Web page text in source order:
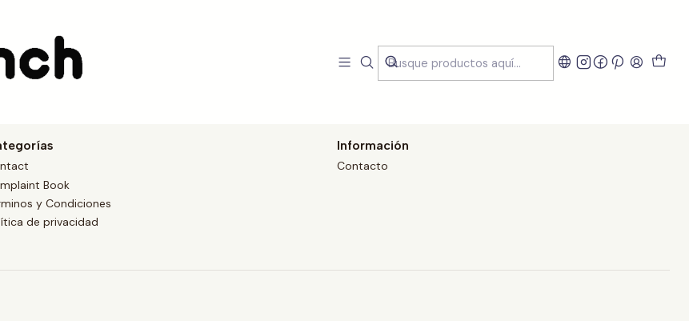
comisionado de SmartLunch?
Book
y Condiciones
de privacidad
Información
Contacto